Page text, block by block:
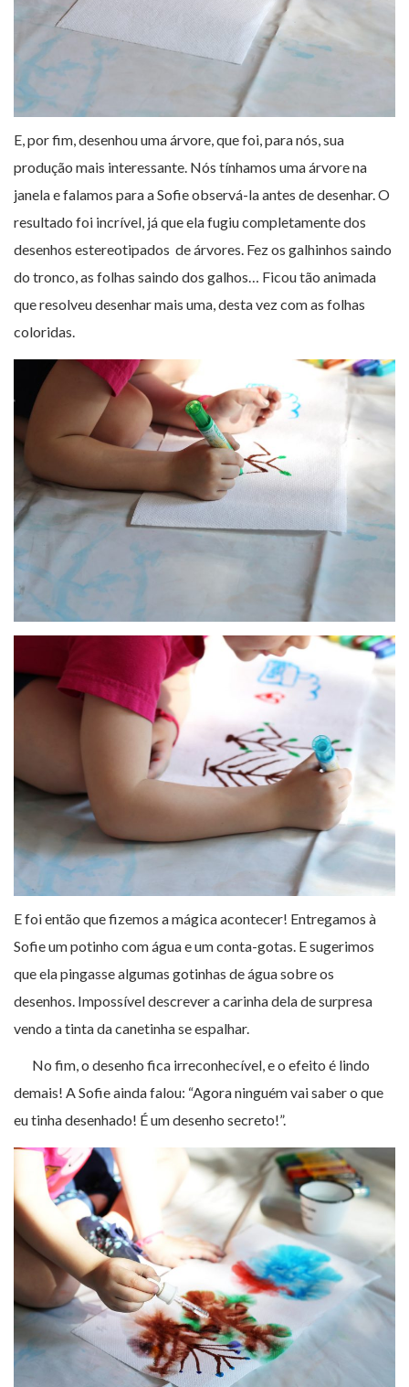
E, por fim, desenhou uma árvore, que foi, para nós, sua
produção mais interessante. Nós tínhamos uma árvore na
janela e falamos para a Sofie observá-la antes de desenhar. O
resultado foi incrível, já que ela fugiu completamente dos
desenhos estereotipados de árvores. Fez os galhinhos saindo
do tronco, as folhas saindo dos galhos… Ficou tão animada
que resolveu desenhar mais uma, desta vez com as folhas
coloridas.
E foi então que fizemos a mágica acontecer! Entregamos à
Sofie um potinho com água e um conta-gotas. E sugerimos
que ela pingasse algumas gotinhas de água sobre os
desenhos. Impossível descrever a carinha dela de surpresa
vendo a tinta da canetinha se espalhar.
No fim, o desenho fica irreconhecível, e o efeito é lindo
demais! A Sofie ainda falou: “Agora ninguém vai saber o que
eu tinha desenhado! É um desenho secreto!”.